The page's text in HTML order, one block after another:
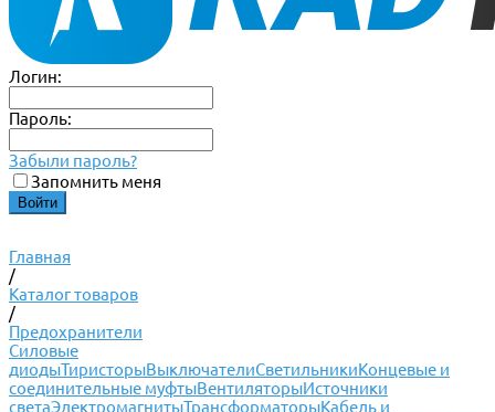
Логин:
Пароль:
Забыли пароль?
Запомнить меня
Главная
/
Каталог товаров
/
Предохранители
Силовые
диодыТиристорыВыключателиСветильникиКонцевые и
соединительные муфтыВентиляторыИсточники
светаЭлектромагнитыТрансформаторыКабель и